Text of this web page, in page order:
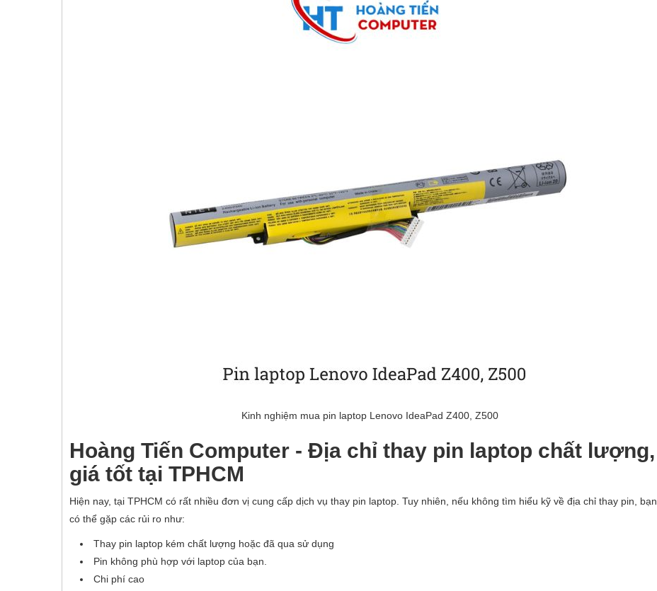
Kinh nghiệm mua pin laptop Lenovo IdeaPad Z400, Z500
Hoàng Tiến Computer - Địa chỉ thay pin laptop chất lượng,
giá tốt tại TPHCM
Hiện nay, tại TPHCM có rất nhiều đơn vị cung cấp dịch vụ thay pin laptop. Tuy nhiên, nếu không tìm hiểu kỹ về địa chỉ thay pin, bạn
có thể gặp các rủi ro như:
Thay pin laptop kém chất lượng hoặc đã qua sử dụng
Pin không phù hợp với laptop của bạn.
Chi phí cao